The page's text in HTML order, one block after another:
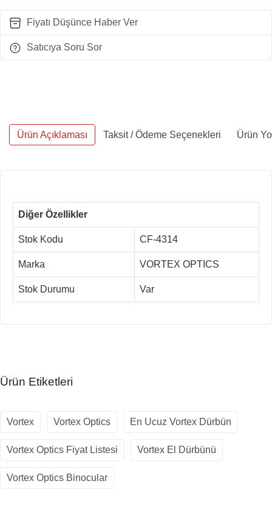
Fiyatı Düşünce Haber Ver
Satıcıya Soru Sor
Ürün Açıklaması Taksit / Ödeme Seçenekleri Ürün
Diğer Özellikler
Stok Kodu CF-4314
Marka VORTEX OPTICS
Stok Durumu Var
Ürün Etiketleri
Vortex Vortex Optics En Ucuz Vortex Dürbün
Vortex Optics Fiyat Listesi Vortex El Dürbünü
Vortex Optics Binocular